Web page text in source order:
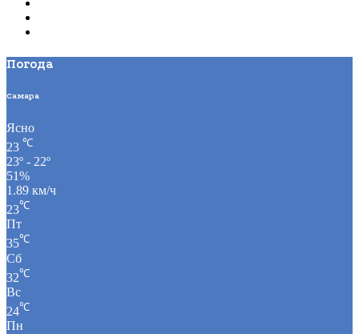
Погода
Самара
Ясно
23 ℃
23º - 22º
51%
1.89 км/ч
23℃
Пт
35℃
Сб
32℃
Вс
24℃
Пн